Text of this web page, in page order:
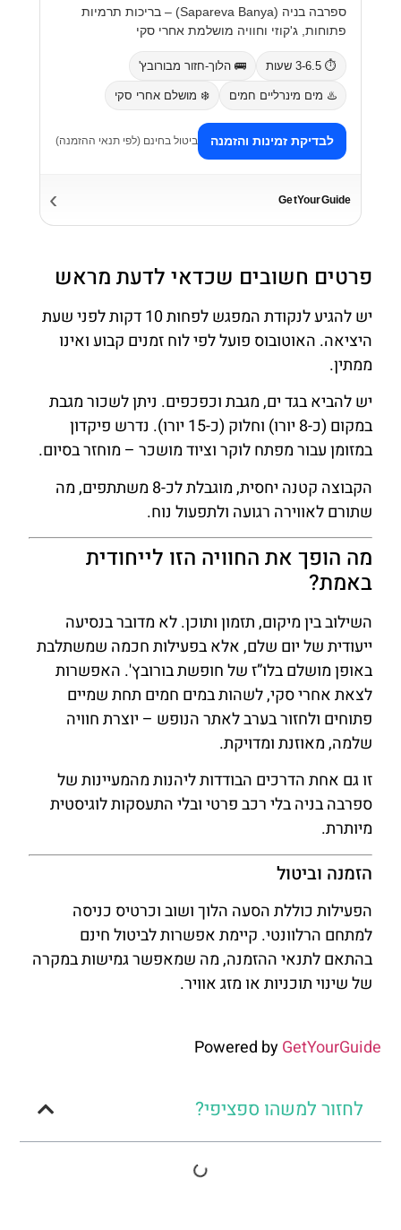
ספרבה בניה (Sapareva Banya) – בריכות תרמיות
פתוחות, ג'קוזי וחוויה מושלמת אחרי סקי
⏱️ 3-6.5 שעות 🚌 הלוך-חזור מבורובץ'
♨️ מים מינרליים חמים ❄️ מושלם אחרי סקי
לבדיקת זמינות והזמנה ביטול בחינם (לפי תנאי ההזמנה)
GetYourGuide
›
פרטים חשובים שכדאי לדעת מראש
יש להגיע לנקודת המפגש לפחות 10 דקות לפני שעת
היציאה. האוטובוס פועל לפי לוח זמנים קבוע ואינו
ממתין.
יש להביא בגד ים, מגבת וכפכפים. ניתן לשכור מגבת
במקום (כ-8 יורו) וחלוק (כ-15 יורו). נדרש פיקדון
במזומן עבור מפתח לוקר וציוד מושכר – מוחזר בסיום.
הקבוצה קטנה יחסית, מוגבלת לכ-8 משתתפים, מה
שתורם לאווירה רגועה ולתפעול נוח.
מה הופך את החוויה הזו לייחודית
באמת?
השילוב בין מיקום, תזמון ותוכן. לא מדובר בנסיעה
ייעודית של יום שלם, אלא בפעילות חכמה שמשתלבת
באופן מושלם בלו”ז של חופשת בורובץ'. האפשרות
לצאת אחרי סקי, לשהות במים חמים תחת שמיים
פתוחים ולחזור בערב לאתר הנופש – יוצרת חוויה
שלמה, מאוזנת ומדויקת.
זו גם אחת הדרכים הבודדות ליהנות מהמעיינות של
ספרבה בניה בלי רכב פרטי ובלי התעסקות לוגיסטית
מיותרת.
הזמנה וביטול
הפעילות כוללת הסעה הלוך ושוב וכרטיס כניסה
למתחם הרלוונטי. קיימת אפשרות לביטול חינם
בהתאם לתנאי ההזמנה, מה שמאפשר גמישות במקרה
של שינוי תוכניות או מזג אוויר.
Powered byGetYourGuide
לחזור למשהו ספציפי?